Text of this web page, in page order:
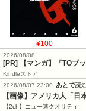
¥100
2026/08/08
[PR] 【マンガ】『TOブ
Kindleストア
2026/08/07 23:00
あとで読
【画像】アメリカ人「日
【2ch】ニュー速クオリティ